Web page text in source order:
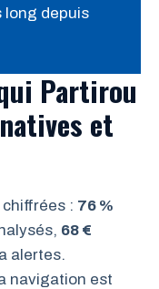
long depuis
Partirou
et
: 76 %
68 €
alertes.
navigation est